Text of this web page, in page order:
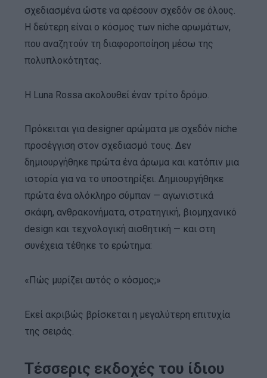
σχεδιασμένα ώστε να αρέσουν σχεδόν σε όλους.
Η δεύτερη είναι ο κόσμος των niche αρωμάτων,
που αναζητούν τη διαφοροποίηση μέσω της
πολυπλοκότητας.
Η Luna Rossa ακολουθεί έναν τρίτο δρόμο.
Πρόκειται για designer αρώματα με σχεδόν niche
προσέγγιση στον σχεδιασμό τους. Δεν
δημιουργήθηκε πρώτα ένα άρωμα και κατόπιν μια
ιστορία για να το υποστηρίξει. Δημιουργήθηκε
πρώτα ένα ολόκληρο σύμπαν — αγωνιστικά
σκάφη, ανθρακονήματα, στρατηγική, βιομηχανικό
design και τεχνολογική αισθητική — και στη
συνέχεια τέθηκε το ερώτημα:
«Πώς μυρίζει αυτός ο κόσμος;»
Εκεί ακριβώς βρίσκεται η μεγαλύτερη επιτυχία
της σειράς.
Τέσσερις εκδοχές του ίδιου